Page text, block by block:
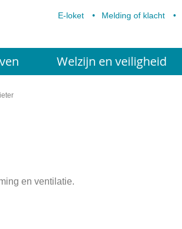
E-loket Melding of klacht
Welzijn en veiligheid
en ventilatie.